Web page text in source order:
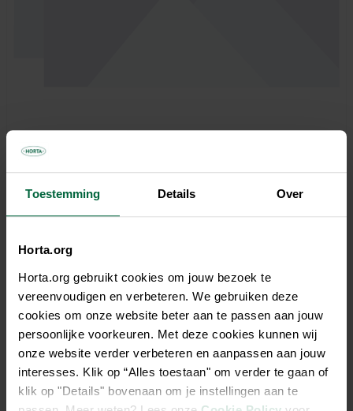
Toestemming Details Over
Horta.org
Horta.org gebruikt cookies om jouw bezoek te
vereenvoudigen en verbeteren. We gebruiken deze
cookies om onze website beter aan te passen aan jouw
persoonlijke voorkeuren. Met deze cookies kunnen wij
onze website verder verbeteren en aanpassen aan jouw
interesses. Klik op “Alles toestaan" om verder te gaan of
klik op "Details" bovenaan om je instellingen aan te